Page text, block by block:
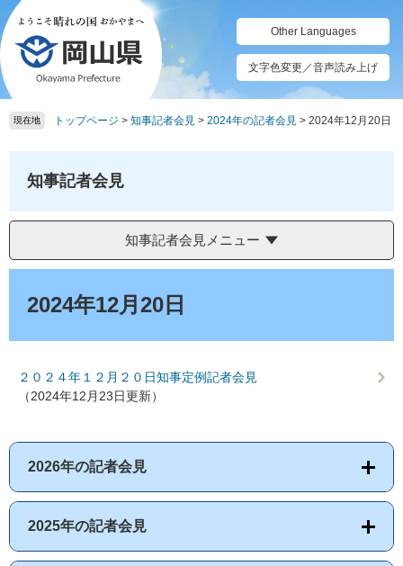
ペ
ー
ジ
の
先
頭
メ
ニ
ュ
ー
を
飛
Other Languages
文字色変更／音声読み上げ
現在地 トップページ > 知事記者会見 > 2024年の記者会見 > 2024年12月20日
知事記者会見
知事記者会見メニュー
2024年12月20日
２０２４年１２月２０日知事定例記者会見
（2024年12月23日更新）
2026年の記者会見
2025年の記者会見